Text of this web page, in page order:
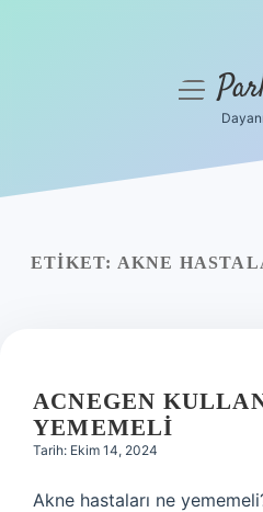
Yasal Uyarı
menüyü
ETIKET: AKNE
ACNEGEN
YEMEMELI
Tarih: Ekim 14, 2024
Akne hastaları ne